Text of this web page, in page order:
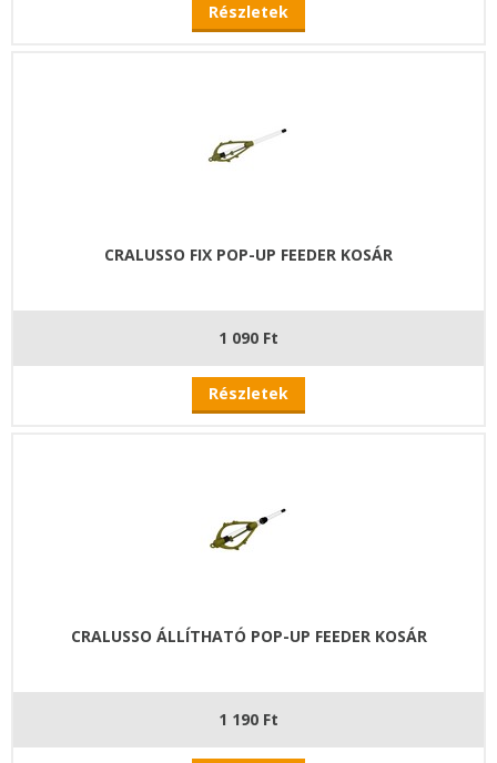
Részletek
CRALUSSO FIX POP-UP FEEDER KOSÁR
1 090 Ft
Részletek
CRALUSSO ÁLLÍTHATÓ POP-UP FEEDER KOSÁR
1 190 Ft